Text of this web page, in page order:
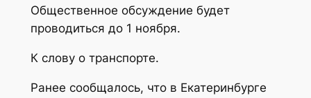
Общественное обсуждение будет
проводиться до 1 ноября.
К слову о транспорте.
Ранее сообщалось, что в Екатеринбурге